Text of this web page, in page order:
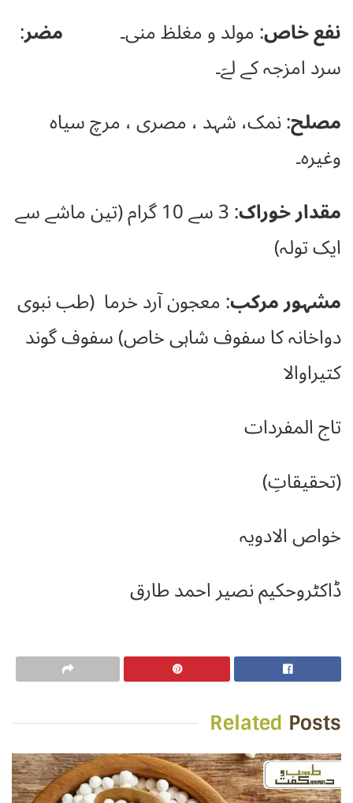
نفع خاص: مولد و مغلظ منی۔ مضر:
سرد امزجہ کے لےَ۔
مصلح: نمک، شہد ، مصری ، مرچ سیاہ
وغیرہ۔
مقدار خوراک
: 3 سے 10 گرام (تین ماشے سے
ایک تولہ)
مشہور مرکب: معجون آرد خرما (طب نبوی
دواخانہ کا سفوف شاہی خاص) سفوف گوند
کتیراوالا
تاج المفردات
(تحقیقاتِ)
خواص الادویہ
ڈاکٹروحکیم نصیر احمد طارق
Related Posts